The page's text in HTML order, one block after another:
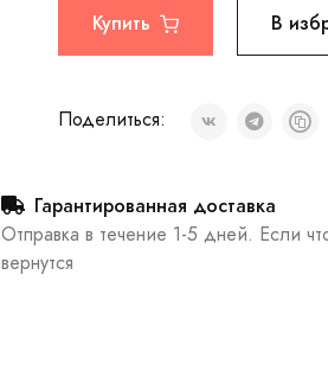
Купить В
Поделиться:
Гарантированная доставка
Отправка в течение 1-5 дней. Если
вернутся